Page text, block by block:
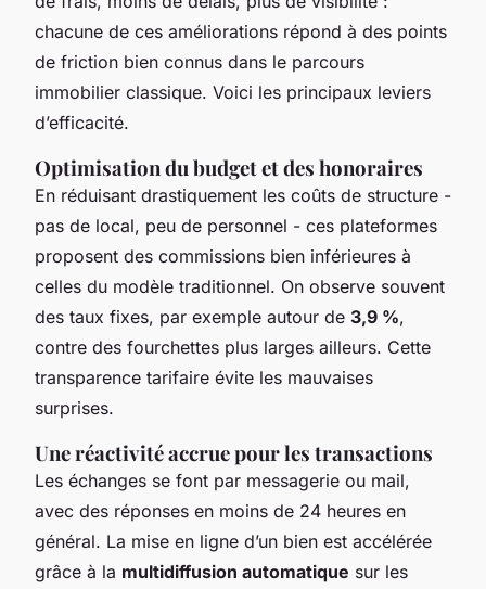
chacune de ces améliorations répond à des points
de friction bien connus dans le parcours
immobilier classique. Voici les principaux leviers
d’efficacité.
Optimisation du budget et des honoraires
En réduisant drastiquement les coûts de structure -
pas de local, peu de personnel - ces plateformes
proposent des commissions bien inférieures à
celles du modèle traditionnel. On observe souvent
des taux fixes, par exemple autour de 3,9 %,
contre des fourchettes plus larges ailleurs. Cette
transparence tarifaire évite les mauvaises
surprises.
Une réactivité accrue pour les transactions
Les échanges se font par messagerie ou mail,
avec des réponses en moins de 24 heures en
général. La mise en ligne d’un bien est accélérée
grâce à la multidiffusion automatique sur les